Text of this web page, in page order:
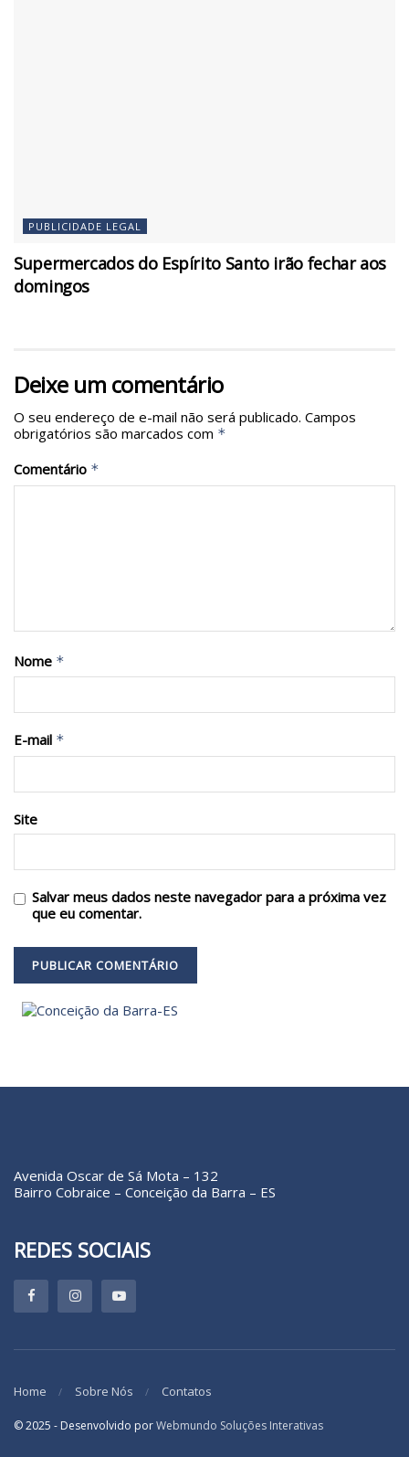
PUBLICIDADE LEGAL
Supermercados do Espírito Santo irão fechar aos
domingos
Deixe um comentário
O seu endereço de e-mail não será publicado. Campos
obrigatórios são marcados com *
Comentário *
Nome *
E-mail *
Site
Salvar meus dados neste navegador para a próxima vez
que eu comentar.
Avenida Oscar de Sá Mota – 132
Bairro Cobraice – Conceição da Barra – ES
REDES SOCIAIS
Home Sobre Nós Contatos
© 2025 - Desenvolvido porWebmundo Soluções Interativas